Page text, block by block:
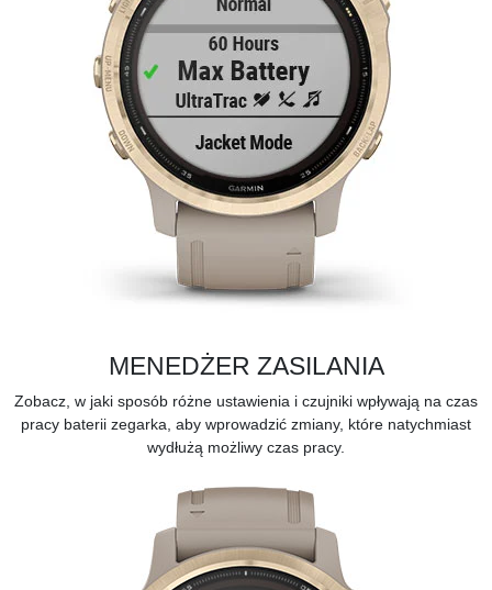
MENEDŻER ZASILANIA
Zobacz, w jaki sposób różne ustawienia i czujniki wpływają na czas
pracy baterii zegarka, aby wprowadzić zmiany, które natychmiast
wydłużą możliwy czas pracy.